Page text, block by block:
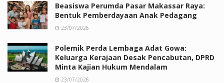
Beasiswa Perumda Pasar Makassar Raya:
Bentuk Pemberdayaan Anak Pedagang
23/07/2026
Polemik Perda Lembaga Adat Gowa:
Keluarga Kerajaan Desak Pencabutan, DPRD
Minta Kajian Hukum Mendalam
23/07/2026